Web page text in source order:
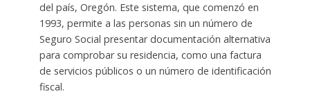
del país, Oregón. Este sistema, que comenzó en
1993, permite a las personas sin un número de
Seguro Social presentar documentación alternativa
para comprobar su residencia, como una factura
de servicios públicos o un número de identificación
fiscal.